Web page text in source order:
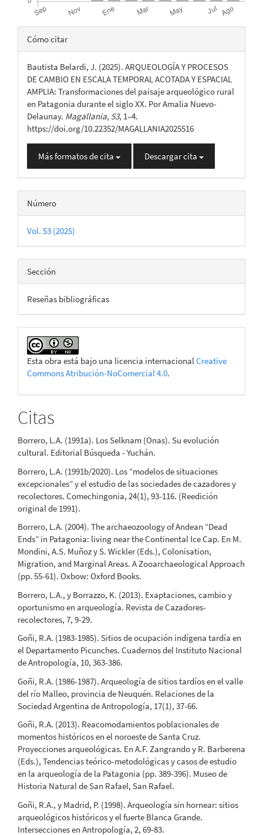
Detalles
del
artículo
Cómo citar
Bautista Belardi, J. (2025). ARQUEOLOGÍA Y PROCESOS
DE CAMBIO EN ESCALA TEMPORAL ACOTADA Y ESPACIAL
AMPLIA: Transformaciones del paisaje arqueológico rural
en Patagonia durante el siglo XX. Por Amalia Nuevo-
Delaunay. Magallania, 53, 1–4.
https://doi.org/10.22352/MAGALLANIA2025516
Más formatos de cita Descargar cita
Número
Vol. 53 (2025)
Sección
Reseñas bibliográficas
Esta obra está bajo una licencia internacionalCreative
Commons Atribución-NoComercial 4.0.
Citas
Borrero, L.A. (1991a). Los Selknam (Onas). Su evolución
cultural. Editorial Búsqueda - Yuchán.
Borrero, L.A. (1991b/2020). Los “modelos de situaciones
excepcionales” y el estudio de las sociedades de cazadores y
recolectores. Comechingonia, 24(1), 93-116. (Reedición
original de 1991).
Borrero, L.A. (2004). The archaeozoology of Andean “Dead
Ends” in Patagonia: living near the Continental Ice Cap. En M.
Mondini, A.S. Muñoz y S. Wickler (Eds.), Colonisation,
Migration, and Marginal Areas. A Zooarchaeological Approach
(pp. 55-61). Oxbow: Oxford Books.
Borrero, L.A., y Borrazzo, K. (2013). Exaptaciones, cambio y
oportunismo en arqueología. Revista de Cazadores-
recolectores, 7, 9-29.
Goñi, R.A. (1983-1985). Sitios de ocupación indígena tardía en
el Departamento Picunches. Cuadernos del Instituto Nacional
de Antropología, 10, 363-386.
Goñi, R.A. (1986-1987). Arqueología de sitios tardíos en el valle
del río Malleo, provincia de Neuquén. Relaciones de la
Sociedad Argentina de Antropología, 17(1), 37-66.
Goñi, R.A. (2013). Reacomodamientos poblacionales de
momentos históricos en el noroeste de Santa Cruz.
Proyecciones arqueológicas. En A.F. Zangrando y R. Barberena
(Eds.), Tendencias teórico-metodológicas y casos de estudio
en la arqueología de la Patagonia (pp. 389-396). Museo de
Historia Natural de San Rafael, San Rafael.
Goñi, R.A., y Madrid, P. (1998). Arqueología sin hornear: sitios
arqueológicos históricos y el fuerte Blanca Grande.
Intersecciones en Antropología, 2, 69-83.